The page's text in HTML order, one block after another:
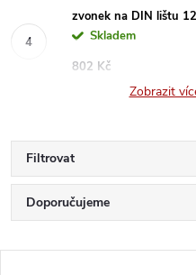
zvonek na DIN lištu
Skladem
802 Kč
Zobrazit
Filtrovat
Ř
a
Doporučujeme